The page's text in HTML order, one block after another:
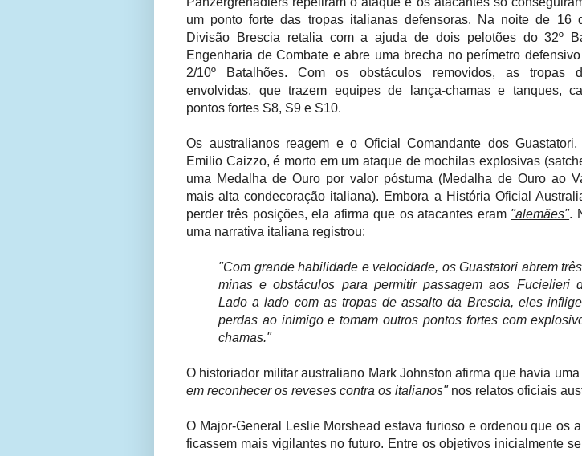
um ponto forte das tropas italianas defensoras. Na noite de 16
Divisão Brescia retalia com a ajuda de dois pelotões do 32º
Engenharia de Combate e abre uma brecha no perímetro
2/10º Batalhões. Com os obstáculos removidos, as tropas
envolvidas, que trazem equipes de lança-chamas e tanques,
pontos fortes S8, S9 e S10.
Os australianos reagem e o Oficial Comandante dos Guastatori,
Emilio Caizzo, é morto em um ataque de mochilas explosivas
uma Medalha de Ouro por valor póstuma (Medalha de Ouro ao
mais alta condecoração italiana). Embora a História Oficial
perder três posições, ela afirma que os atacantes eram "alemães".
uma narrativa italiana registrou:
"Com grande habilidade e velocidade, os Guastatori abrem
minas e obstáculos para permitir passagem aos Fucielieri
Lado a lado com as tropas de assalto da Brescia, eles
perdas ao inimigo e tomam outros pontos fortes com
chamas."
O historiador militar australiano Mark Johnston afirma que havia uma
em reconhecer os reveses contra os italianos"nos relatos oficiais
O Major-General Leslie Morshead estava furioso e ordenou que os
ficassem mais vigilantes no futuro. Entre os objetivos inicialmente